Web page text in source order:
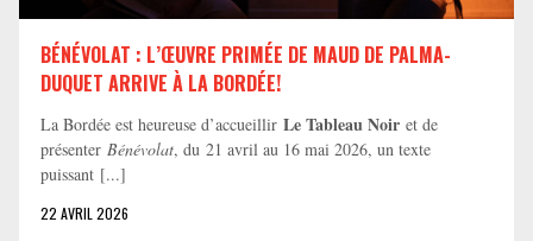
BÉNÉVOLAT : L’ŒUVRE PRIMÉE DE MAUD DE PALMA-
DUQUET ARRIVE À LA BORDÉE!
La Bordée est heureuse d’accueillir Le Tableau Noir et de
présenter Bénévolat, du 21 avril au 16 mai 2026, un texte
puissant [...]
22 AVRIL 2026